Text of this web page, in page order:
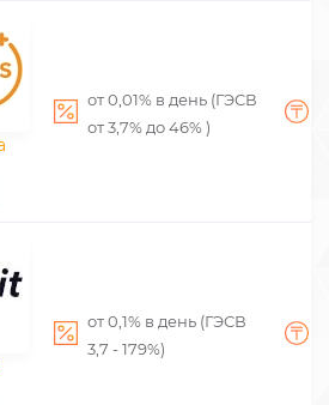
от 0,01% в день (ГЭСВ
от 3,7% до 46% )
от 0,1% в день (ГЭСВ
3,7 - 179%)